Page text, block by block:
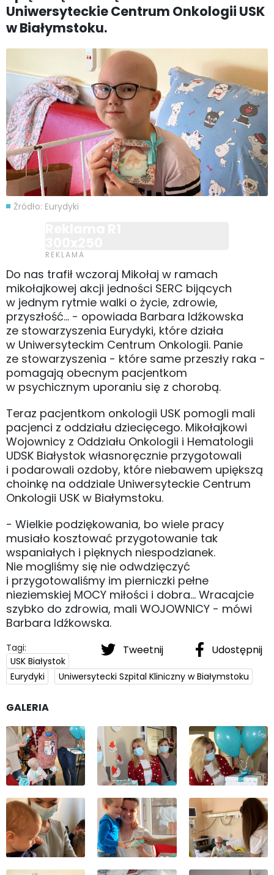
Uniwersyteckie Centrum Onkologii USK
w Białymstoku.
Źródło: Eurydyki
Do nas trafił wczoraj Mikołaj w ramach
mikołajkowej akcji jedności SERC bijących
w jednym rytmie walki o życie, zdrowie,
przyszłość... - opowiada Barbara Idźkowska
ze stowarzyszenia Eurydyki, które działa
w Uniwersyteckim Centrum Onkologii. Panie
ze stowarzyszenia - które same przeszły raka -
pomagają obecnym pacjentkom
w psychicznym uporaniu się z chorobą.
Teraz pacjentkom onkologii USK pomogli mali
pacjenci z oddziału dziecięcego. Mikołajkowi
Wojownicy z Oddziału Onkologii i Hematologii
UDSK Białystok własnoręcznie przygotowali
i podarowali ozdoby, które niebawem upiększą
choinkę na oddziale Uniwersyteckie Centrum
Onkologii USK w Białymstoku.
- Wielkie podziękowania, bo wiele pracy
musiało kosztować przygotowanie tak
wspaniałych i pięknych niespodzianek.
Nie mogliśmy się nie odwdzięczyć
i przygotowaliśmy im pierniczki pełne
nieziemskiej MOCY miłości i dobra... Wracajcie
szybko do zdrowia, mali WOJOWNICY - mówi
Barbara Idźkowska.
Tweetnij Udostępnij
Tagi:
USK Białystok
Eurydyki
Uniwersytecki Szpital Kliniczny w Białymstoku
GALERIA